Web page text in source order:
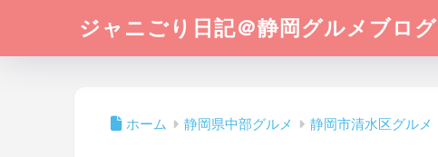
ジャニごり日記＠静岡グルメブログ
ホーム 静岡県中部グルメ 静岡市清水区グルメ